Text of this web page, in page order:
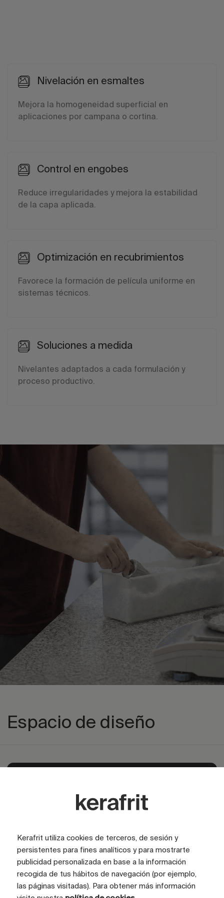
Nivelación en esmaltes
Mejora la homogeneidad superficial en
aplicaciones por campana o cortina.
Control en engobes
Reduce irregularidades y mejora la estabilidad
de la capa aplicada.
Optimización en recubrimientos
Favorece la formación de película uniforme en
sistemas técnicos.
Soluciones a medida
Nivelantes adaptados a cada formulación y
proceso productivo.
Espacio de diseño
Kerafrit utiliza cookies de terceros, de sesión y
persistentes para fines analíticos y para mostrarte
publicidad personalizada en base a la información
recogida de tus hábitos de navegación (por ejemplo,
las páginas visitadas). Para obtener más información